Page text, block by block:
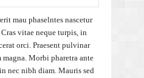
mau phaselntes nascetur
vitae neque turpis, in
orci. Praesent pulvinar
magna. Morbi pharetra ante
nec nibh diam. Mauris sed